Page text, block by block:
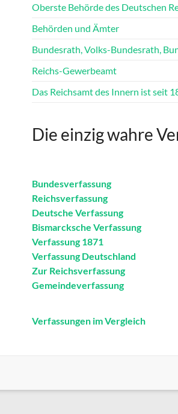
Oberste Behörde des Deutschen
Behörden und Ämter
Bundesrath, Volks-Bundesrath,
Reichs-Gewerbeamt
Das Reichsamt des Innern ist seit
Die einzig wahre
Bundesverfassung
Reichsverfassung
Deutsche Verfassung
Bismarcksche Verfassung
Verfassung 1871
Verfassung Deutschland
Zur Reichsverfassung
Gemeindeverfassung
Verfassungen im Vergleich